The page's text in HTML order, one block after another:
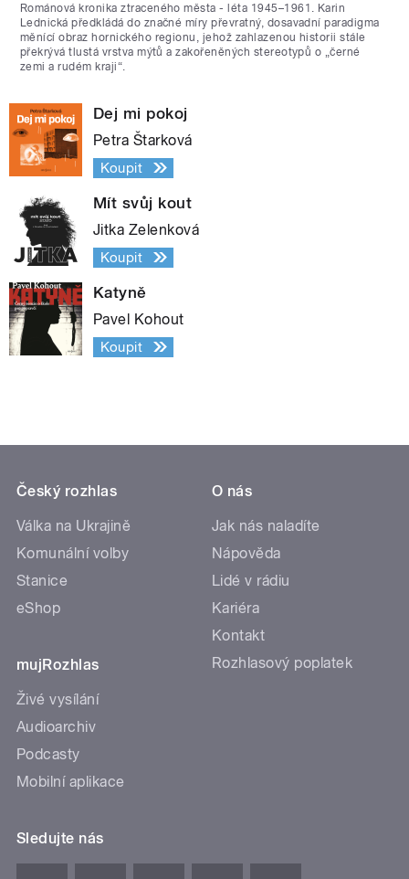
Románová kronika ztraceného města - léta 1945–1961. Karin
Lednická předkládá do značné míry převratný, dosavadní paradigma
měnící obraz hornického regionu, jehož zahlazenou historii stále
překrývá tlustá vrstva mýtů a zakořeněných stereotypů o „černé
zemi a rudém kraji“.
Dej mi pokoj
Petra Štarková
Koupit
Mít svůj kout
Jitka Zelenková
Koupit
Katyně
Pavel Kohout
Koupit
Český rozhlas
Válka na Ukrajině
Komunální volby
Stanice
eShop
mujRozhlas
Živé vysílání
Audioarchiv
Podcasty
Mobilní aplikace
O nás
Jak nás naladíte
Nápověda
Lidé v rádiu
Kariéra
Kontakt
Rozhlasový poplatek
Sledujte nás